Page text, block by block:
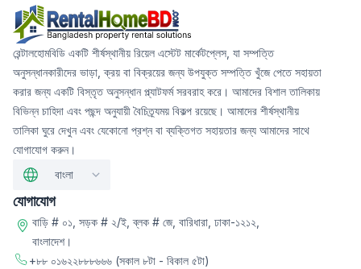
রেন্টালহোমবিডি একটি শীর্ষস্থানীয় রিয়েল এস্টেট মার্কেটপ্লেস, যা সম্পত্তি
অনুসন্ধানকারীদের ভাড়া, ক্রয় বা বিক্রয়ের জন্য উপযুক্ত সম্পত্তি খুঁজে পেতে সহায়তা
করার জন্য একটি বিস্তৃত অনুসন্ধান প্ল্যাটফর্ম সরবরাহ করে। আমাদের বিশাল তালিকায়
বিভিন্ন চাহিদা এবং পছন্দ অনুযায়ী বৈচিত্র্যময় বিকল্প রয়েছে। আমাদের শীর্ষস্থানীয়
তালিকা ঘুরে দেখুন এবং যেকোনো প্রশ্ন বা ব্যক্তিগত সহায়তার জন্য আমাদের সাথে
যোগাযোগ করুন।
বাংলা
যোগাযোগ
বাড়ি # ০১, সড়ক # ২/ই, ব্লক # জে, বারিধারা, ঢাকা-১২১২,
বাংলাদেশ।
+৮৮ ০১৬২২৮৮৮৬৬৬ (সকাল ৮টা - বিকাল ৫টা)